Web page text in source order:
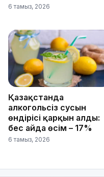
6 тамыз, 2026
Қазақстанда
алкогольсіз сусын
өндірісі қарқын алды:
бес айда өсім – 17%
6 тамыз, 2026